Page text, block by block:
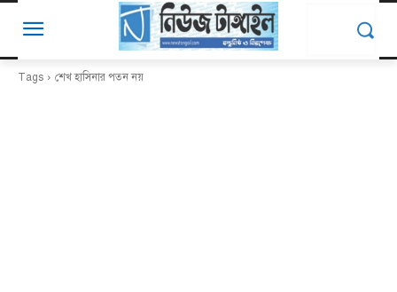
Tags শেখ হাসিনার পতন নয়